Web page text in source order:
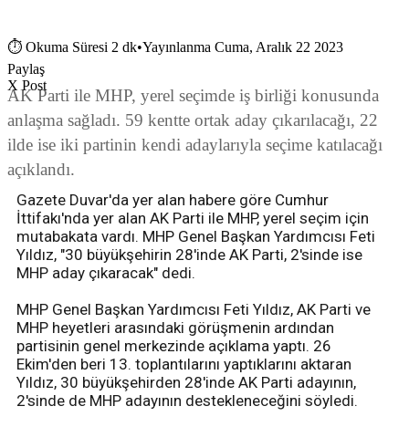
⏱ Okuma Süresi 2 dk•Yayınlanma Cuma, Aralık 22 2023
Paylaş
X Post
AK Parti ile MHP, yerel seçimde iş birliği konusunda
anlaşma sağladı. 59 kentte ortak aday çıkarılacağı, 22
ilde ise iki partinin kendi adaylarıyla seçime katılacağı
açıklandı.
Gazete Duvar'da yer alan habere göre Cumhur
İttifakı'nda yer alan AK Parti ile MHP, yerel seçim için
mutabakata vardı. MHP Genel Başkan Yardımcısı Feti
Yıldız, "30 büyükşehirin 28'inde AK Parti, 2'sinde ise
MHP aday çıkaracak" dedi.
MHP Genel Başkan Yardımcısı Feti Yıldız, AK Parti ve
MHP heyetleri arasındaki görüşmenin ardından
partisinin genel merkezinde açıklama yaptı. 26
Ekim'den beri 13. toplantılarını yaptıklarını aktaran
Yıldız, 30 büyükşehirden 28'inde AK Parti adayının,
2'sinde de MHP adayının destekleneceğini söyledi.